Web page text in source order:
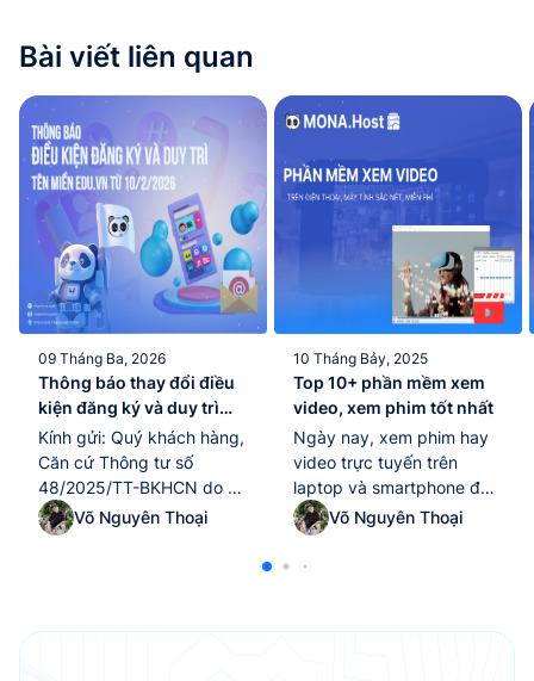
Bài viết liên quan
09 Tháng Ba, 2026
Thông báo thay đổi điều
kiện đăng ký và duy trì
tên miền “.edu.vn” kể từ
ngày 10/02/2026
Kính gửi: Quý khách hàng,
Căn cứ Thông tư số
48/2025/TT-BKHCN do Bộ
Khoa học và Công nghệ
ban hành ngày
dụng tài nguyên Internet
Võ Nguyên Thoại
10 Tháng Bảy, 2025
Top 10+ phần mềm xem
video, xem phim tốt nhất
Ngày nay, xem phim hay
video trực tuyến trên
laptop và smartphone đã
trở thành thói quen giải trí
quen thuộc của nhiều
người. Tuy nhiên, để tận
lựa chọn một phần mềm
Võ Nguyên Thoại